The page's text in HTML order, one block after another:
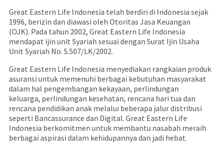
Great Eastern Life Indonesia telah berdiri di Indonesia sejak
1996, berizin dan diawasi oleh Otoritas Jasa Keuangan
(OJK). Pada tahun 2002, Great Eastern Life Indonesia
mendapat ijin unit Syariah sesuai dengan Surat Ijin Usaha
Unit Syariah No. S.507/LK/2002.
Great Eastern Life Indonesia menyediakan rangkaian produk
asuransi untuk memenuhi berbagai kebutuhan masyarakat
dalam hal pengembangan kekayaan, perlindungan
keluarga, perlindungan kesehatan, rencana hari tua dan
rencana pendidikan anak melalui beberapa jalur distribusi
seperti Bancassurance dan Digital. Great Eastern Life
Indonesia berkomitmen untuk membantu nasabah meraih
berbagai aspirasi dalam kehidupannya dan jadi hebat.